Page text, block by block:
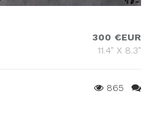
300 €EUR
11.4" X 8.3"
865